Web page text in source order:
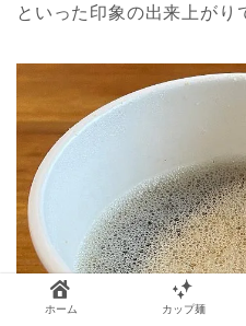
といった印象の出来上がり
ホーム カップ麺